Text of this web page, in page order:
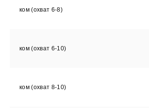
ком (охват 6-8)
ком (охват 6-10)
ком (охват 8-10)